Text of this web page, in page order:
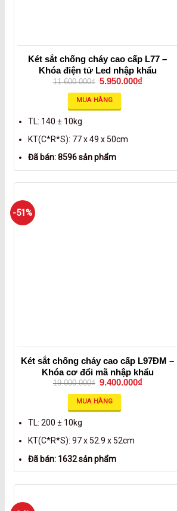
Két sắt chống cháy cao cấp L77 –
Khóa điện tử Led nhập khẩu
11.600.000₫ 5.950.000₫
MUA HÀNG
TL: 140 ± 10kg
KT(C*R*S): 77 x 49 x 50cm
Đã bán: 8596 sản phẩm
-51%
Két sắt chống cháy cao cấp L97ĐM –
Khóa cơ đổi mã nhập khẩu
19.000.000₫ 9.400.000₫
MUA HÀNG
TL: 200 ± 10kg
KT(C*R*S): 97 x 52.9 x 52cm
Đã bán: 1632 sản phẩm